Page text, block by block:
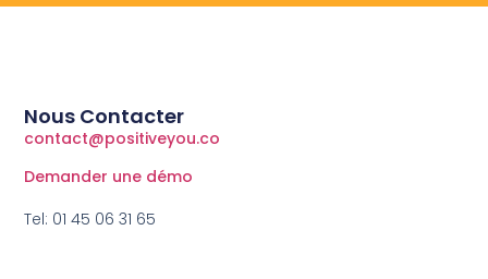
Nous Contacter
contact@positiveyou.co
Demander une démo
Tel: 01 45 06 31 65